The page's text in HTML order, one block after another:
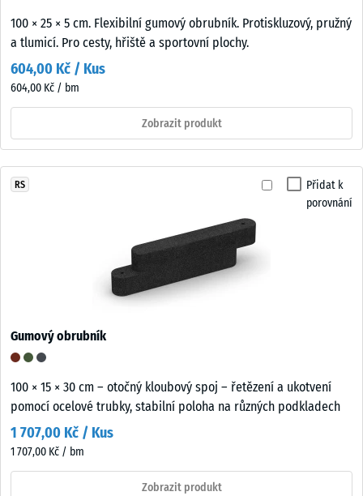
100 × 25 × 5 cm. Flexibilní gumový obrubník. Protiskluzový, pružný
a tlumicí. Pro cesty, hřiště a sportovní plochy.
604,00 Kč / Kus
604,00 Kč / bm
Zobrazit produkt
Přidat k
porovnání
RS
Gumový obrubník
100 × 15 × 30 cm – otočný kloubový spoj – řetězení a ukotvení
pomocí ocelové trubky, stabilní poloha na různých podkladech
1 707,00 Kč / Kus
1 707,00 Kč / bm
Zobrazit produkt